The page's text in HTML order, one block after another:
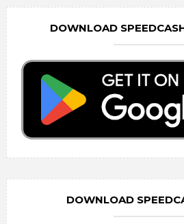
DOWNLOAD
DOWNLOAD